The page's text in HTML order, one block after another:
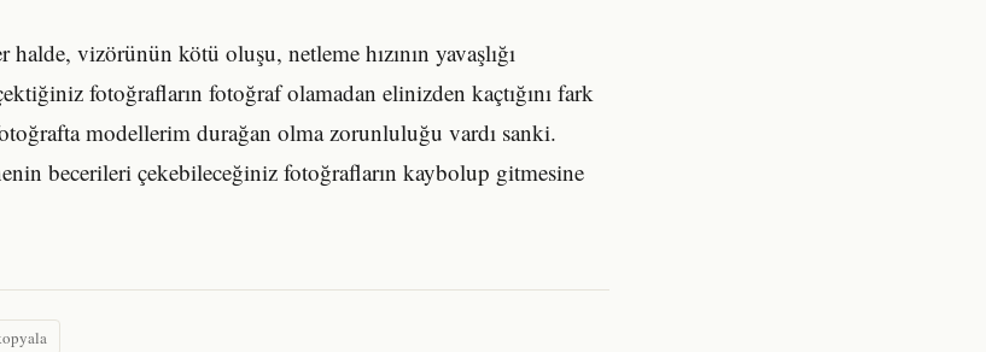
vizörünün kötü oluşu, netleme hızının yavaşlığı
fotoğrafların fotoğraf olamadan elinizden kaçtığını fark
modellerim durağan olma zorunluluğu vardı sanki.
becerileri çekebileceğiniz fotoğrafların kaybolup gitmesine